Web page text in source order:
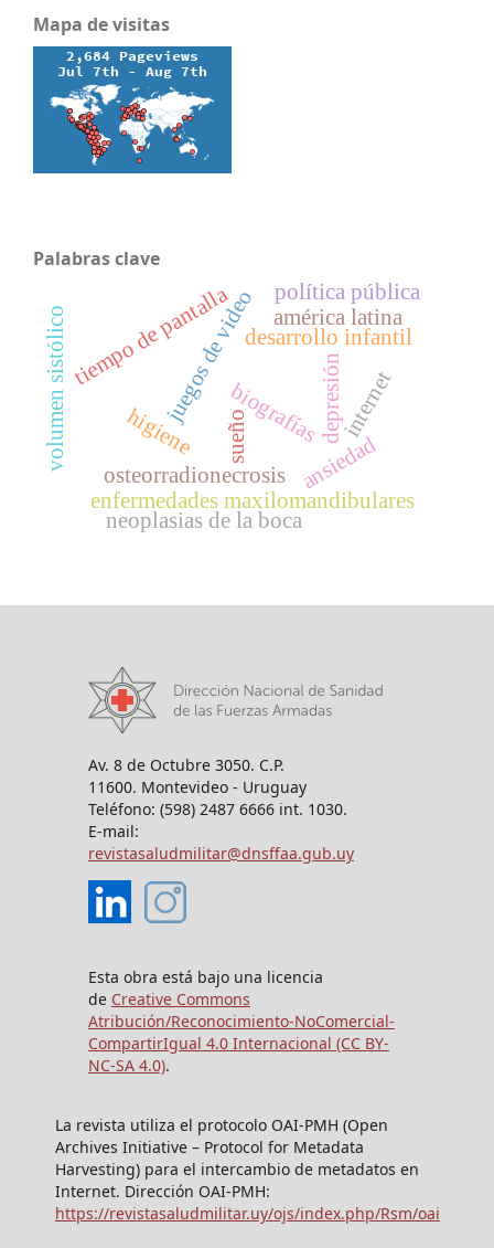
Mapa de visitas
Palabras clave
biografías
sueño ansiedad
depresión
desarrollo infantil
internet
juegos de video
tiempo de pantalla
enfermedades maxilomandibulares
neoplasias de la boca
osteorradionecrosis
higiene
américa latina
política pública
volumen sistólico
Av. 8 de Octubre 3050. C.P.
11600. Montevideo - Uruguay
Teléfono: (598) 2487 6666 int. 1030.
E-mail:
revistasaludmilitar@dnsffaa.gub.uy
Esta obra está bajo una licencia
de Creative Commons
Atribución/Reconocimiento-NoComercial-
CompartirIgual 4.0 Internacional (CC BY-
NC-SA 4.0).
La revista utiliza el protocolo OAI-PMH (Open
Archives Initiative – Protocol for Metadata
Harvesting) para el intercambio de metadatos en
Internet. Dirección OAI-PMH:
https://revistasaludmilitar.uy/ojs/index.php/Rsm/oai